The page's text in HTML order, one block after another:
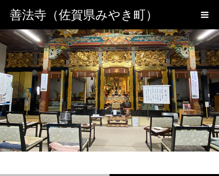
善法寺（佐賀県みやき町）